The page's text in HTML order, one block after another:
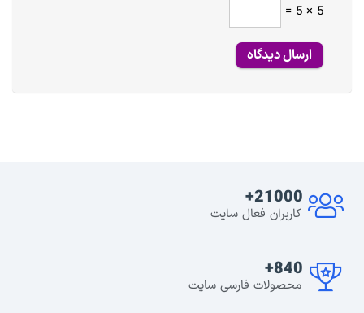
5 × 5 =
21000+
کاربران فعال سایت
840+
محصولات فارسی سایت